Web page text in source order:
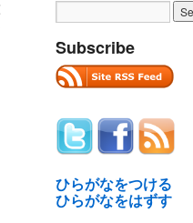
Subscribe
ひらがなをつける
ひらがなをはずす